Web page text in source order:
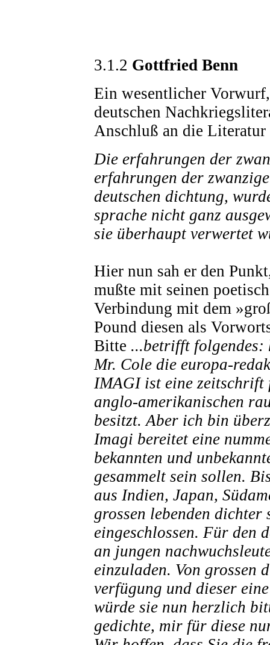
3.1.2 Gottfried Benn
Ein wesentlicher
deutschen
Anschluß an die Literatur
Die erfahrungen der
erfahrungen der
deutschen dichtung,
sprache nicht ganz
sie überhaupt verwertet
Hier nun sah er den
mußte mit seinen
Verbindung mit dem
Pound diesen als
Bitte ...betrifft folgendes:
Mr. Cole die europa-
IMAGI ist eine zeitschrift
anglo-amerikanischen
besitzt. Aber ich bin
Imagi bereitet eine
bekannten und
gesammelt sein sollen.
aus Indien, Japan,
grossen lebenden
eingeschlossen. Für den
an jungen
einzuladen. Von grossen
verfügung und dieser
würde sie nun herzlich
gedichte, mir für diese